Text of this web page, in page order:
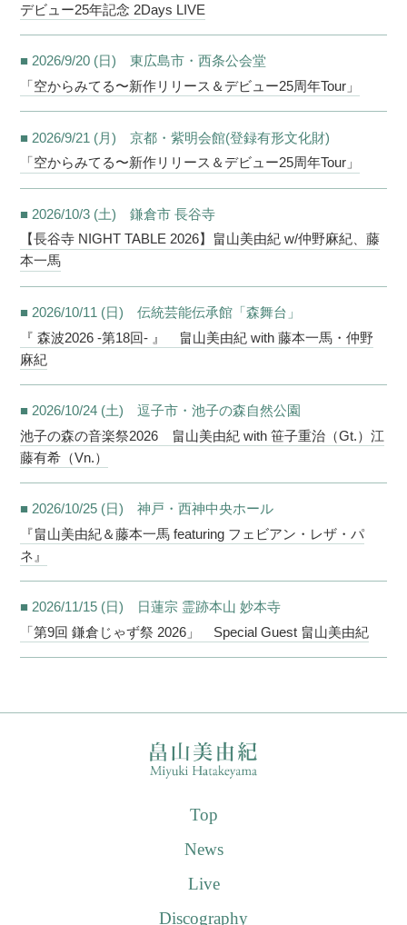
デビュー25年記念 2Days LIVE
■ 2026/9/20 (日) 東広島市・西条公会堂
「空からみてる〜新作リリース＆デビュー25周年Tour」
■ 2026/9/21 (月) 京都・紫明会館(登録有形文化財)
「空からみてる〜新作リリース＆デビュー25周年Tour」
■ 2026/10/3 (土) 鎌倉市 長谷寺
【長谷寺 NIGHT TABLE 2026】畠山美由紀 w/仲野麻紀、藤
本一馬
■ 2026/10/11 (日) 伝統芸能伝承館「森舞台」
『 森波2026 -第18回- 』 畠山美由紀 with 藤本一馬・仲野
麻紀
■ 2026/10/24 (土) 逗子市・池子の森自然公園
池子の森の音楽祭2026 畠山美由紀 with 笹子重治（Gt.）江
藤有希（Vn.）
■ 2026/10/25 (日) 神戸・西神中央ホール
『畠山美由紀＆藤本一馬 featuring フェビアン・レザ・パ
ネ』
■ 2026/11/15 (日) 日蓮宗 霊跡本山 妙本寺
「第9回 鎌倉じゃず祭 2026」 Special Guest 畠山美由紀
Top
News
Live
Discography